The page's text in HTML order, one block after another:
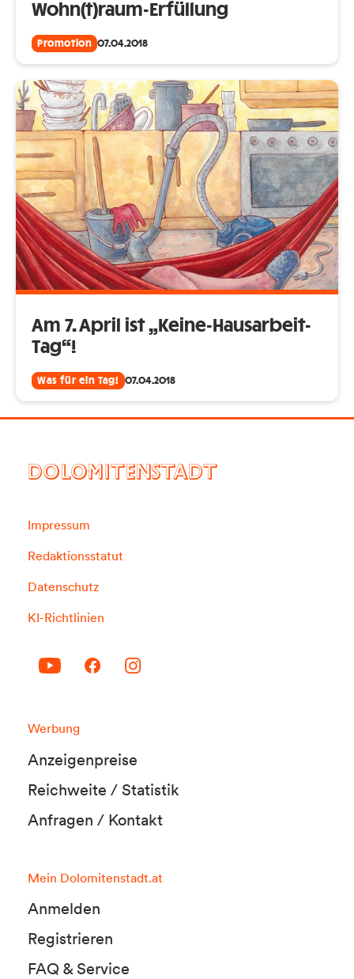
Wohn(t)raum-Erfüllung
Promotion 07.04.2018
Am 7. April ist „Keine-Hausarbeit-
Tag“!
Was für ein Tag! 07.04.2018
DOLOMITENSTADT
Impressum
Redaktionsstatut
Datenschutz
KI-Richtlinien
Werbung
Anzeigenpreise
Reichweite / Statistik
Anfragen / Kontakt
Mein Dolomitenstadt.at
Anmelden
Registrieren
FAQ & Service